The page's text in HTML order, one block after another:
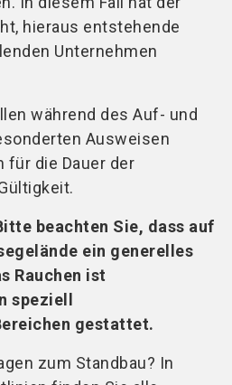
hieraus entstehende
Unternehmen
während des Auf- und
Ausweisen
für die Dauer der
beachten Sie, dass auf
ein generelles
Rauchen ist
speziell
gestattet.
zum Standbau? In